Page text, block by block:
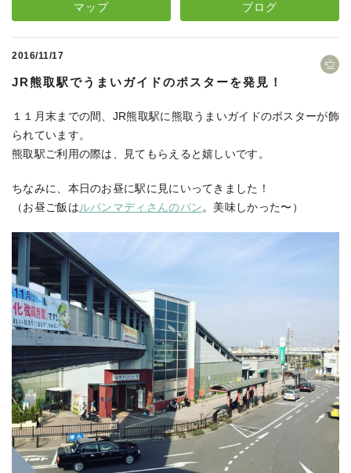
マップ ブログ
2016/11/17
JR熊取駅でうまいガイドのポスターを発見！
１１月末までの間、JR熊取駅に熊取うまいガイドのポスターが飾
られています。
熊取駅ご利用の際は、見てもらえると嬉しいです。
ちなみに、本日のお昼に駅に見にいってきました！
（お昼ご飯はルパンマディさんのパン。美味しかった〜）